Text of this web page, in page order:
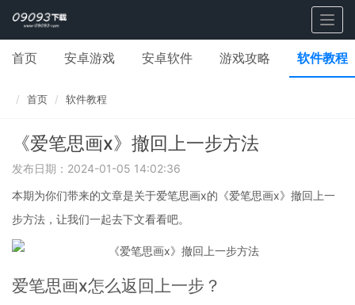
首页 安卓游戏 安卓软件 游戏攻略 软件教程
首页 软件教程
《爱笔思画x》撤回上一步方法
发布日期：2024-01-05 14:02:36
本期为你们带来的文章是关于爱笔思画x的《爱笔思画x》撤回上一
步方法，让我们一起去下文看看吧。
爱笔思画x怎么返回上一步？